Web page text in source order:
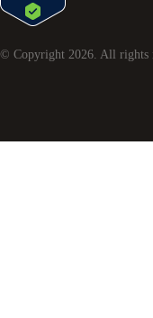
© Copyright 2026 . All rights